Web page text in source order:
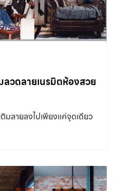
วดลายเนรมิตห้องสวย
มลายลงไปเพียงแค่จุดเดียว